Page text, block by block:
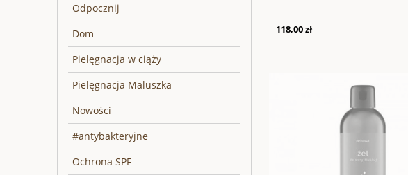
Odpocznij
Dom
Pielęgnacja w ciąży
Pielęgnacja Maluszka
Nowości
#antybakteryjne
Ochrona SPF
118,00 zł